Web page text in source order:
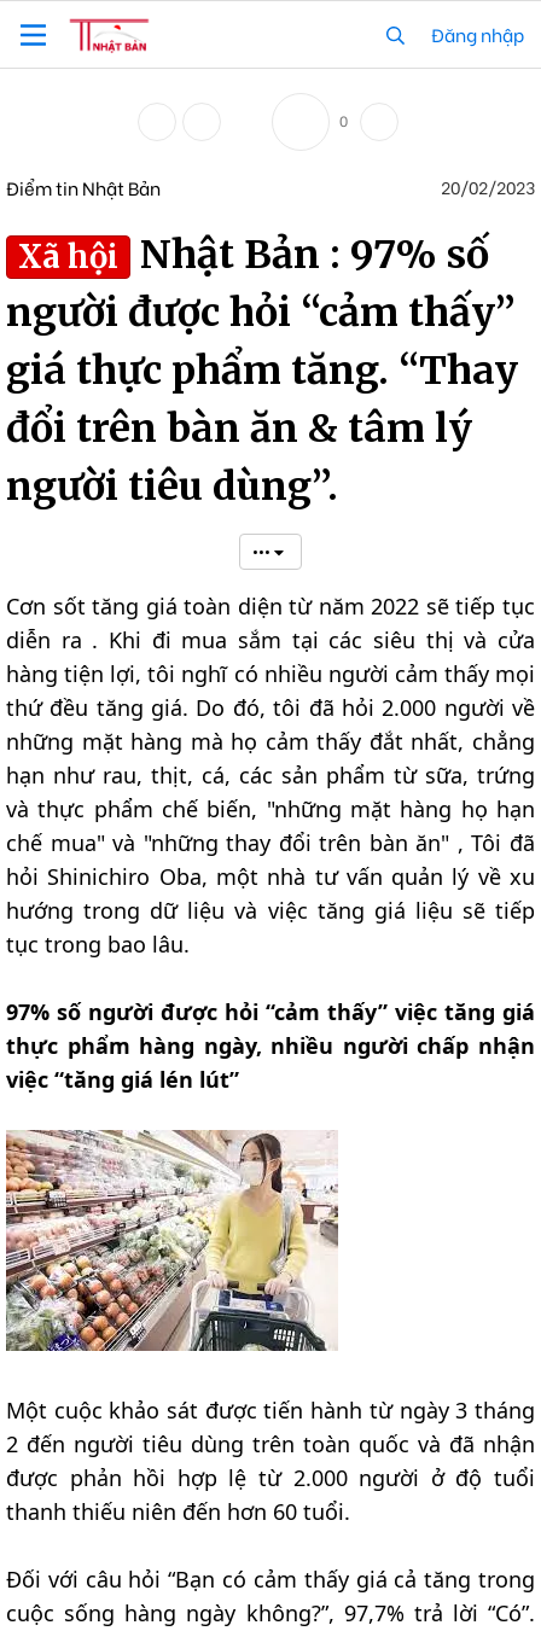
Đăng nhập
0
Điểm tin Nhật Bản 20/02/2023
Xã hội
Nhật Bản : 97% số
người được hỏi “cảm thấy”
giá thực phẩm tăng. “Thay
đổi trên bàn ăn & tâm lý
người tiêu dùng”.
•••
Cơn sốt tăng giá toàn diện từ năm 2022 sẽ tiếp tục
diễn ra . Khi đi mua sắm tại các siêu thị và cửa
hàng tiện lợi, tôi nghĩ có nhiều người cảm thấy mọi
thứ đều tăng giá. Do đó, tôi đã hỏi 2.000 người về
những mặt hàng mà họ cảm thấy đắt nhất, chẳng
hạn như rau, thịt, cá, các sản phẩm từ sữa, trứng
và thực phẩm chế biến, "những mặt hàng họ hạn
chế mua" và "những thay đổi trên bàn ăn" , Tôi đã
hỏi Shinichiro Oba, một nhà tư vấn quản lý về xu
hướng trong dữ liệu và việc tăng giá liệu sẽ tiếp
tục trong bao lâu.
97% số người được hỏi “cảm thấy” việc tăng giá
thực phẩm hàng ngày, nhiều người chấp nhận
việc “tăng giá lén lút”
Một cuộc khảo sát được tiến hành từ ngày 3 tháng
2 đến người tiêu dùng trên toàn quốc và đã nhận
được phản hồi hợp lệ từ 2.000 người ở độ tuổi
thanh thiếu niên đến hơn 60 tuổi.
Đối với câu hỏi “Bạn có cảm thấy giá cả tăng trong
cuộc sống hàng ngày không?”, 97,7% trả lời “Có”.